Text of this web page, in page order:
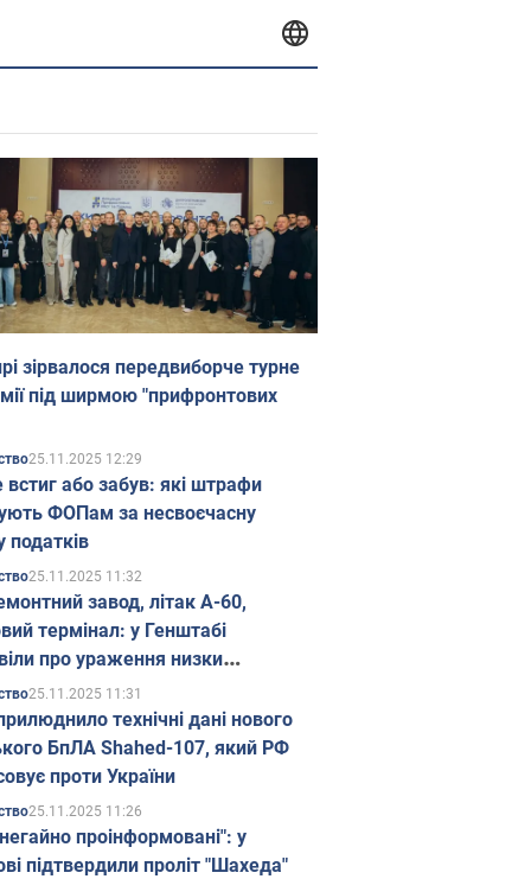
зірвалося передвиборче турне
під ширмою "прифронтових
25.11.2025 12:29
встиг або забув: які штрафи
ФОПам за несвоєчасну
податків
25.11.2025 11:32
завод, літак А-60,
термінал: у Генштабі
про ураження низки
об'єктів Росії
25.11.2025 11:31
технічні дані нового
БпЛА Shahed-107, який РФ
проти України
25.11.2025 11:26
проінформовані": у
підтвердили проліт "Шахеда"